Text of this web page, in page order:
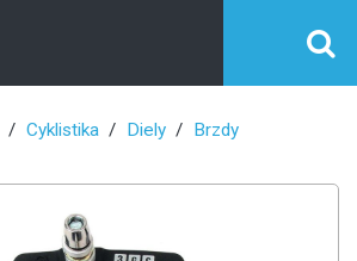
Cyklistika Diely Brzdy